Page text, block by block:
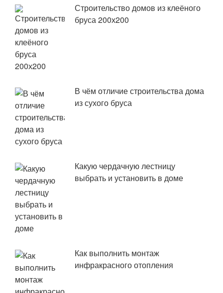
Строительство домов из клеёного
бруса 200х200
В чём отличие строительства дома
из сухого бруса
Какую чердачную лестницу
выбрать и установить в доме
Как выполнить монтаж
инфракрасного отопления